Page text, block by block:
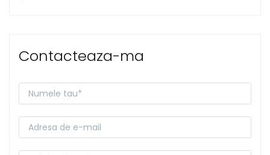
Contacteaza-ma